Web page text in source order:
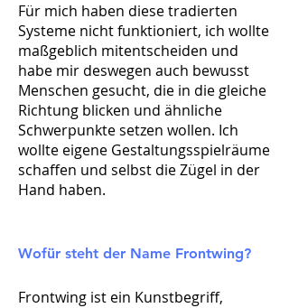
Für mich haben diese tradierten
Systeme nicht funktioniert, ich wollte
maßgeblich mitentscheiden und
habe mir deswegen auch bewusst
Menschen gesucht, die in die gleiche
Richtung blicken und ähnliche
Schwerpunkte setzen wollen. Ich
wollte eigene Gestaltungsspielräume
schaffen und selbst die Zügel in der
Hand haben.
Wofür steht der Name Frontwing?
Frontwing ist ein Kunstbegriff,